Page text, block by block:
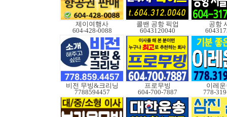
제이여행사
604-428-0088
콜밴 공항 픽업
6043120040
공항
비전 무빙&크리닝
7788594457
프로무빙
604-700-7887
이레
778-